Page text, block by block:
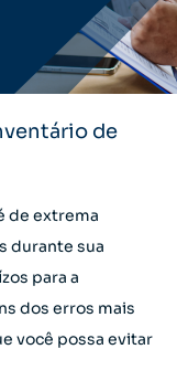
de
de extrema
durante sua
para a
dos erros mais
você possa evitar